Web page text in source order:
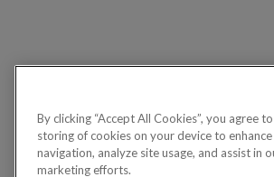
Politique de confidentialité FAQ
By clicking “Accept All Cookies”, you agree
storing of cookies on your device to
navigation, analyze site usage, and assist in
marketing efforts.